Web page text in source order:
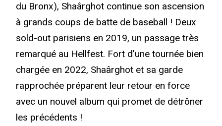
du Bronx), Shaârghot continue son ascension
à grands coups de batte de baseball ! Deux
sold-out parisiens en 2019, un passage très
remarqué au Hellfest. Fort d’une tournée bien
chargée en 2022, Shaârghot et sa garde
rapprochée préparent leur retour en force
avec un nouvel album qui promet de détrôner
les précédents !